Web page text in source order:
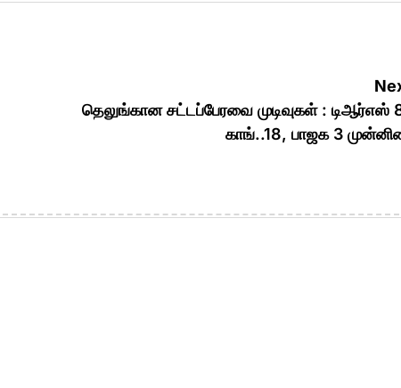
தெலுங்கான சட்டப்பேரவை முடிவுகள் : டிஆர்எஸ்
காங்..18, பாஜக 3